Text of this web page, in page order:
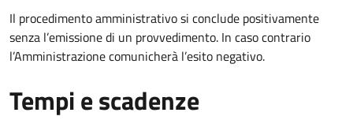
Il procedimento amministrativo si conclude positivamente
senza l’emissione di un provvedimento. In caso contrario
l’Amministrazione comunicherà l’esito negativo.
Tempi e scadenze